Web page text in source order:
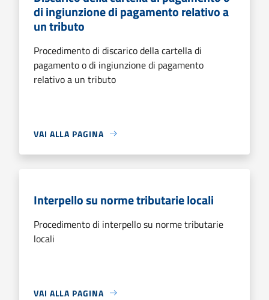
di ingiunzione di pagamento relativo a
un tributo
Procedimento di discarico della cartella di
pagamento o di ingiunzione di pagamento
relativo a un tributo
VAI ALLA PAGINA
Interpello su norme tributarie locali
Procedimento di interpello su norme tributarie
locali
VAI ALLA PAGINA